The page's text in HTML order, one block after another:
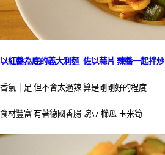
以紅醬為底的義大利麵 佐以蒜片 辣醬一起拌炒
香氣十足 但不會太過辣 算是剛剛好的程度
食材豐富 有著德國香腸 豌豆 櫛瓜 玉米筍